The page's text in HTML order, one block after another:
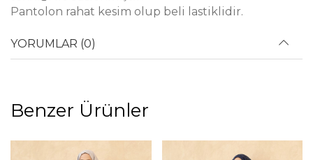
Pantolon rahat kesim olup beli lastiklidir.
YORUMLAR (0)
Benzer Ürünler